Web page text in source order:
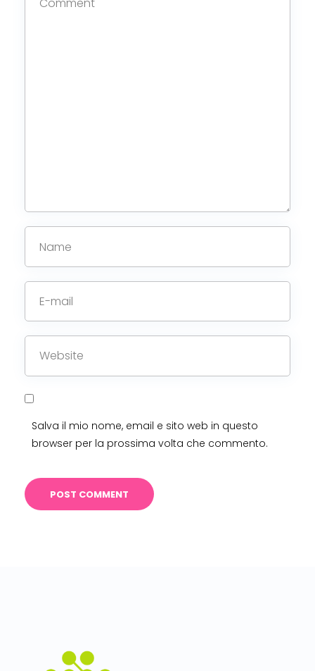
Salva il mio nome, email e sito web in questo
browser per la prossima volta che commento.